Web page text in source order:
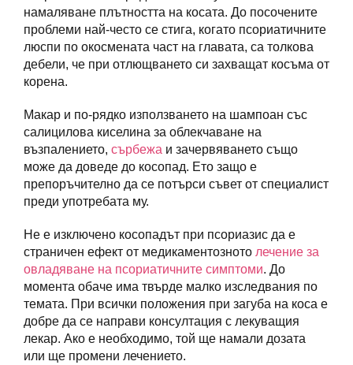
намаляване плътността на косата. До посочените
проблеми най-често се стига, когато псориатичните
люспи по окосмената част на главата, са толкова
дебели, че при отлющването си захващат косъма от
корена.
Макар и по-рядко използването на шампоан със
салицилова киселина за облекчаване на
възпалението, сърбежа и зачервяването също
може да доведе до косопад. Ето защо е
препоръчително да се потърси съвет от специалист
преди употребата му.
Не е изключено косопадът при псориазис да е
страничен ефект от медикаментозното лечение за
овладяване на псориатичните симптоми. До
момента обаче има твърде малко изследвания по
темата. При всички положения при загуба на коса е
добре да се направи консултация с лекуващия
лекар. Ако е необходимо, той ще намали дозата
или ще промени лечението.